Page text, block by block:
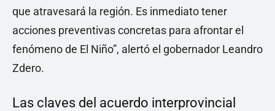
que atravesará la región. Es inmediato tener
acciones preventivas concretas para afrontar el
fenómeno de El Niño”, alertó el gobernador Leandro
Zdero.
Las claves del acuerdo interprovincial